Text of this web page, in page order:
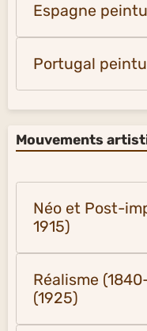
Espagne
Portugal
Mouvements
Néo et Post-
1915)
Réalisme
(1925)